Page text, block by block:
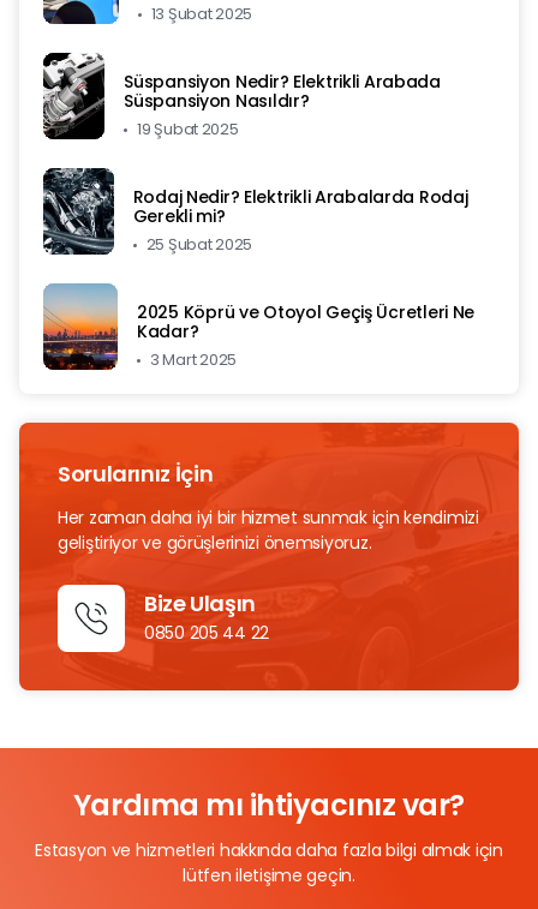
13 Şubat 2025
Süspansiyon Nedir? Elektrikli Arabada
Süspansiyon Nasıldır?
19 Şubat 2025
Rodaj Nedir? Elektrikli Arabalarda Rodaj
Gerekli mi?
25 Şubat 2025
2025 Köprü ve Otoyol Geçiş Ücretleri Ne
Kadar?
3 Mart 2025
Sorularınız İçin
Her zaman daha iyi bir hizmet sunmak için kendimizi
geliştiriyor ve görüşlerinizi önemsiyoruz.
Bize Ulaşın
0850 205 44 22
Yardıma mı ihtiyacınız var?
Estasyon ve hizmetleri hakkında daha fazla bilgi almak için
lütfen iletişime geçin.